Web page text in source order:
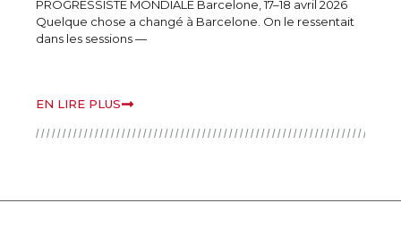
PROGRESSISTE MONDIALE Barcelone, 17–18 avril 2026
Quelque chose a changé à Barcelone. On le ressentait
dans les sessions —
EN LIRE PLUS